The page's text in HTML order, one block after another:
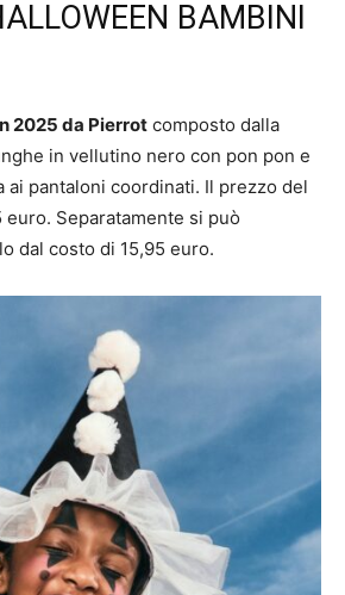
BAMBINI
2025 da Pierrot composto dalla
in vellutino nero con pon pon e
ai pantaloni coordinati. Il prezzo del
Separatamente si può
dal costo di 15,95 euro.